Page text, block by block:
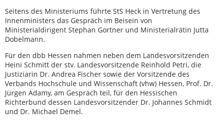
Seitens des Ministeriums führte StS Heck in Vertretung des
Innenministers das Gespräch im Beisein von
Ministerialdirigent Stephan Gortner und Ministerialrätin Jutta
Dobelmann.
Für den dbb Hessen nahmen neben dem Landesvorsitzenden
Heini Schmitt der stv. Landesvorsitzende Reinhold Petri, die
Justiziarin Dr. Andrea Fischer sowie der Vorsitzende des
Verbands Hochschule und Wissenschaft (vhw) Hessen, Prof. Dr.
Jürgen Adamy, am Gespräch teil, für den Hessischen
Richterbund dessen Landesvorsitzender Dr. Johannes Schmidt
und Dr. Michael Demel.